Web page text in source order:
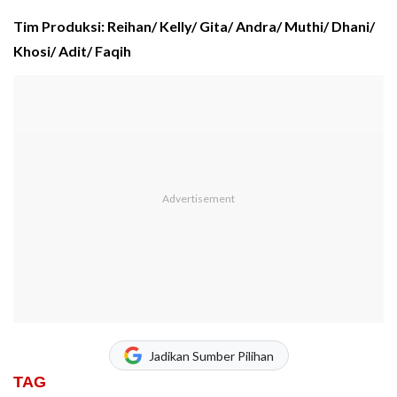
Tim Produksi: Reihan/ Kelly/ Gita/ Andra/ Muthi/ Dhani/
Khosi/ Adit/ Faqih
Jadikan Sumber Pilihan
TAG